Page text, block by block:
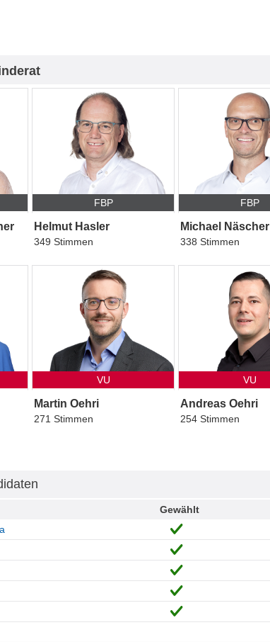
FBP
Helmut Hasler
349 Stimmen
FBP
Michael Näscher
338 Stimmen
VU
Martin Oehri
271 Stimmen
VU
Andreas Oehri
254 Stimmen
Gewählt